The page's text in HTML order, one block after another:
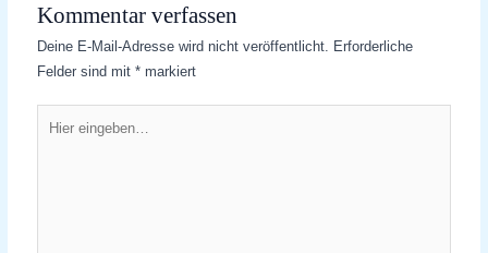
Kommentar verfassen
Deine E-Mail-Adresse wird nicht veröffentlicht. Erforderliche
Felder sind mit* markiert
eingeben…